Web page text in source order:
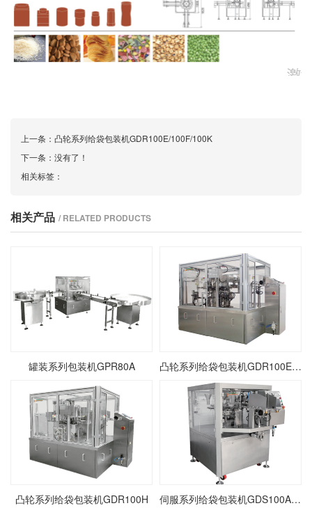
上一条： 凸轮系列给袋包装机GDR100E/100F/100K
下一条：没有了！
相关标签：
相关产品 / RELATED PRODUCTS
罐装系列包装机GPR80A 凸轮系列给袋包装机GDR100E/100F/100K
凸轮系列给袋包装机GDR100H 伺服系列给袋包装机GDS100A/80F/80K